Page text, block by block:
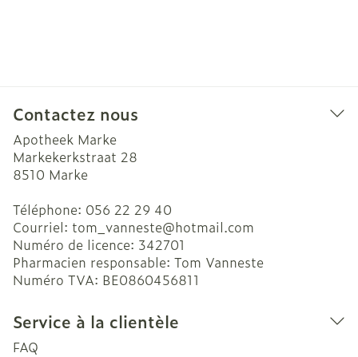
Contactez nous
Apotheek Marke
Markekerkstraat 28
8510 Marke
Téléphone: 056 22 29 40
Courriel: tom_vanneste@hotmail.com
Numéro de licence: 342701
Pharmacien responsable: Tom Vanneste
Numéro TVA: BE0860456811
Service à la clientèle
FAQ